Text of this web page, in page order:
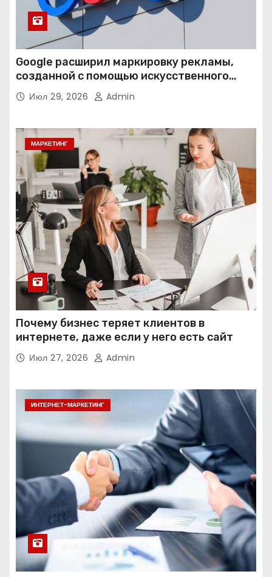
Google расширил маркировку рекламы,
созданной с помощью искусственного
интеллекта
Июл 29, 2026 Admin
МАРКЕТИНГ
Почему бизнес теряет клиентов в
интернете, даже если у него есть сайт
Июл 27, 2026 Admin
ИНТЕРНЕТ-МАРКЕТИНГ